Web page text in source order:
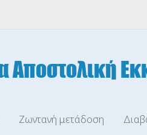
Ζωντανή μετάδοση